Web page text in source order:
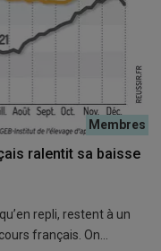
ralentit sa baisse
repli, restent à un
français. On…